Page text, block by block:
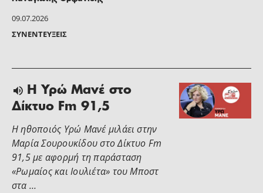
09.07.2026
ΣΥΝΕΝΤΕΎΞΕΙΣ
Η Υρώ Μανέ στο
Δίκτυο Fm 91,5
Η ηθοποιός Υρώ Μανέ μιλάει στην
Μαρία Σουρουκίδου στο Δίκτυο Fm
91,5 με αφορμή τη παράσταση
«Ρωμαίος και Ιουλιέτα» του Μποστ
στα …